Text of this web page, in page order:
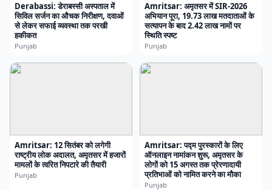
Derabassi: डेराबस्सी अस्पताल में
सिविल सर्जन का औचक निरीक्षण, दवाओं
से लेकर सफाई व्यवस्था तक परखी
हकीकत
Punjab
Amritsar: अमृतसर में SIR-2026
अभियान पूरा, 19.73 लाख मतदाताओं के
सत्यापन के बाद 2.42 लाख नामों पर
स्थिति स्पष्ट
Punjab
Amritsar: 12 सितंबर को लगेगी
राष्ट्रीय लोक अदालत, अमृतसर में हजारों
मामलों के त्वरित निपटारे की तैयारी
Punjab
Amritsar: पद्म पुरस्कारों के लिए
ऑनलाइन नामांकन शुरू, अमृतसर के
लोगों को 15 अगस्त तक प्रेरणादायी
प्रतिभाओं को नामित करने का मौका
Punjab